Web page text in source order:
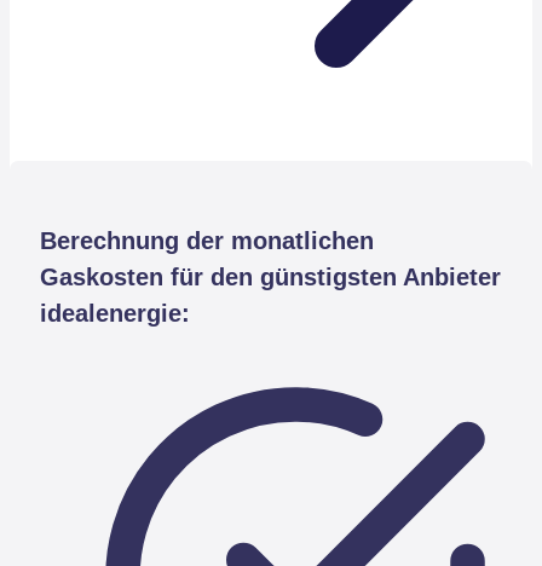
Berechnung der monatlichen
Gaskosten für den günstigsten Anbieter
idealenergie: